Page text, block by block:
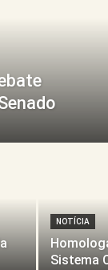
NOTÍCIA
Sistema